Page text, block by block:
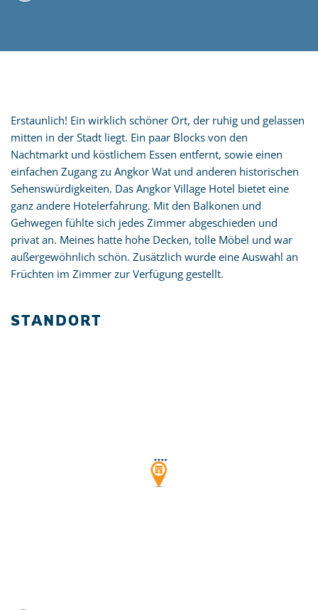
Erstaunlich! Ein wirklich schöner Ort, der ruhig und gelassen
mitten in der Stadt liegt. Ein paar Blocks von den
Nachtmarkt und köstlichem Essen entfernt, sowie einen
einfachen Zugang zu Angkor Wat und anderen historischen
Sehenswürdigkeiten. Das Angkor Village Hotel bietet eine
ganz andere Hotelerfahrung. Mit den Balkonen und
Gehwegen fühlte sich jedes Zimmer abgeschieden und
privat an. Meines hatte hohe Decken, tolle Möbel und war
außergewöhnlich schön. Zusätzlich wurde eine Auswahl an
Früchten im Zimmer zur Verfügung gestellt.
STANDORT